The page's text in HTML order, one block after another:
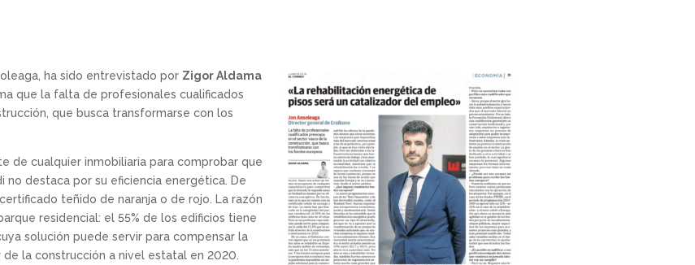
ha sido entrevistado por Zigor Aldama
que la falta de profesionales cualificados
que busca transformarse con los
de cualquier inmobiliaria para comprobar que
no destaca por su eficiencia energética. De
teñido de naranja o de rojo. La razón
residencial: el 55% de los edificios tiene
solución puede servir para compensar la
la construcción a nivel estatal en 2020.